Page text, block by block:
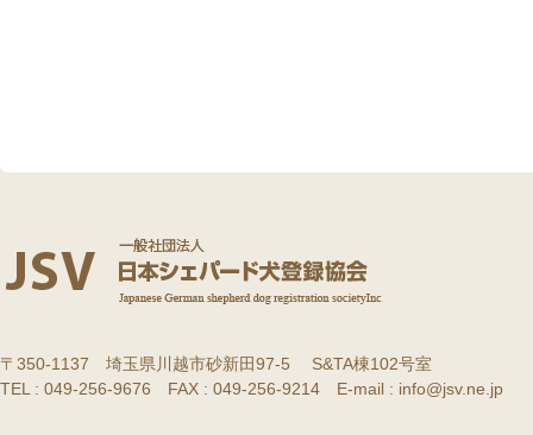
〒350-1137 埼玉県川越市砂新田97-5 S&TA棟102号室
TEL : 049-256-9676 FAX : 049-256-9214 E-mail : info@jsv.ne.jp